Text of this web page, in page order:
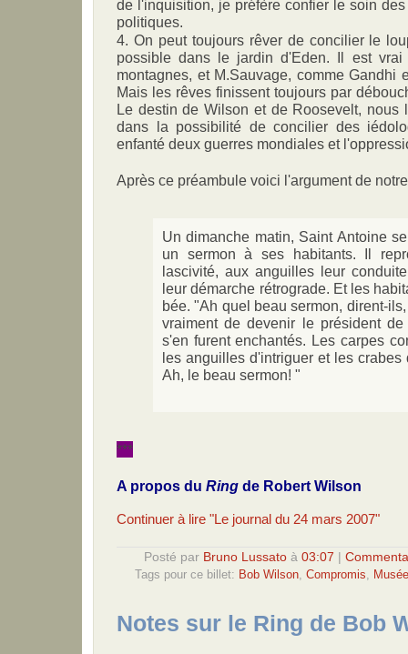
de l'inquisition, je préfère confier le soin
politiques.
4. On peut toujours rêver de concilier le
possible dans le jardin d'Eden. Il est
montagnes, et M.Sauvage, comme Gandhi
Mais les rêves finissent toujours par
Le destin de Wilson et de Roosevelt, nous
dans la possibilité de concilier des
enfanté deux guerres mondiales et
Après ce préambule voici l'argument de
Un dimanche matin, Saint Antoine
un sermon à ses habitants. Il
lascivité, aux anguilles leur
leur démarche rétrograde. Et les
bée. "Ah quel beau sermon, dirent-
vraiment de devenir le président
s'en furent enchantés. Les carpes
les anguilles d'intriguer et les crabes
Ah, le beau sermon! "
***
A propos du Ring de Robert Wilson
Continuer à lire "Le journal du 24 mars 2007"
Posté par Bruno Lussatoà 03:07
Tags pour ce billet: Bob Wilson Compromis
Notes sur le Ring de Bob